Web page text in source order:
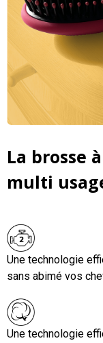
La brosse
multi
Une technologie
sans abimé vos
Une technologie